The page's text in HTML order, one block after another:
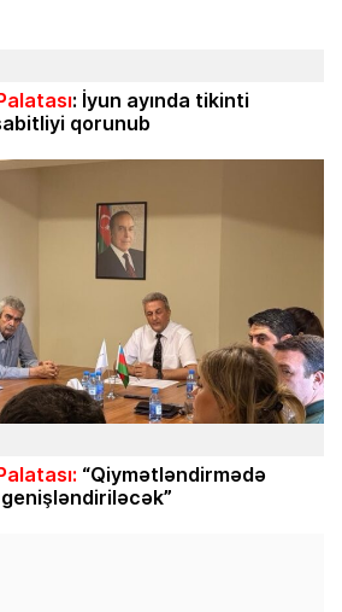
: İyun ayında tikinti
qorunub
“Qiymətləndirmədə